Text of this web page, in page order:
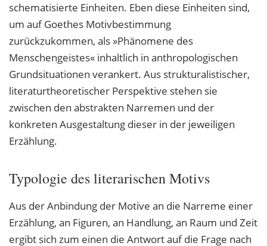
schematisierte Einheiten. Eben diese Einheiten sind,
um auf Goethes Motivbestimmung
zurückzukommen, als »Phänomene des
Menschengeistes« inhaltlich in anthropologischen
Grundsituationen verankert. Aus strukturalistischer,
literaturtheoretischer Perspektive stehen sie
zwischen den abstrakten Narremen und der
konkreten Ausgestaltung dieser in der jeweiligen
Erzählung.
Typologie des literarischen Motivs
Aus der Anbindung der Motive an die Narreme einer
Erzählung, an Figuren, an Handlung, an Raum und Zeit
ergibt sich zum einen die Antwort auf die Frage nach